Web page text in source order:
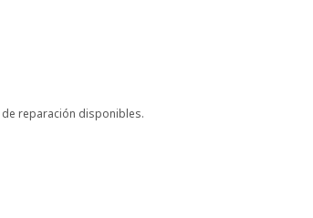
reparación disponibles.